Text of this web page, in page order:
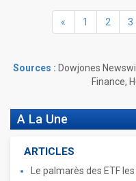
« 1 2 3
Sources : Dowjones
Finance,
A La Une
ARTICLES
Le palmarès des ETF